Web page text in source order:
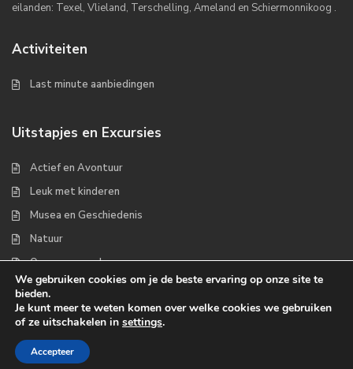
eilanden: Texel, Vlieland, Terschelling, Ameland en Schiermonnikoog .
Activiteiten
Last minute aanbiedingen
Uitstapjes en Excursies
Actief en Avontuur
Leuk met kinderen
Musea en Geschiedenis
Natuur
Op zee en wad
Copyrights 2022 - Waddenplaats.nl
Over ons
Handige links
We gebruiken cookies om je de beste ervaring op onze site te
bieden.
Je kunt meer te weten komen over welke cookies we gebruiken
of ze uitschakelen in settings.
Accepteer